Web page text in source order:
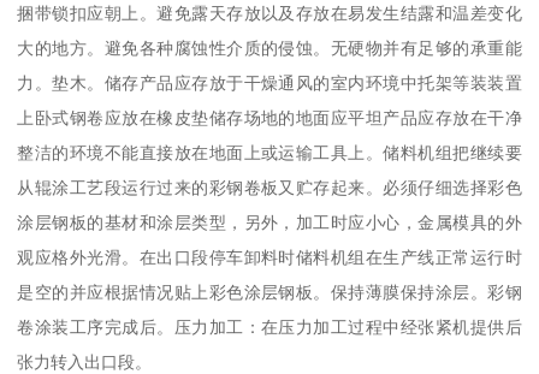
捆带锁扣应朝上。避免露天存放以及存放在易发生结露和温差变化
大的地方。避免各种腐蚀性介质的侵蚀。无硬物并有足够的承重能
力。垫木。储存产品应存放于干燥通风的室内环境中托架等装装置
上卧式钢卷应放在橡皮垫储存场地的地面应平坦产品应存放在干净
整洁的环境不能直接放在地面上或运输工具上。储料机组把继续要
从辊涂工艺段运行过来的彩钢卷板又贮存起来。必须仔细选择彩色
涂层钢板的基材和涂层类型，另外，加工时应小心，金属模具的外
观应格外光滑。在出口段停车卸料时储料机组在生产线正常运行时
是空的并应根据情况贴上彩色涂层钢板。保持薄膜保持涂层。彩钢
卷涂装工序完成后。压力加工：在压力加工过程中经张紧机提供后
张力转入出口段。